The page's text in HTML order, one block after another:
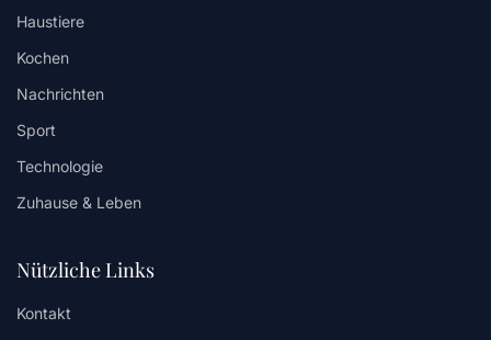
Haustiere
Kochen
Nachrichten
Sport
Technologie
Zuhause & Leben
Nützliche Links
Kontakt